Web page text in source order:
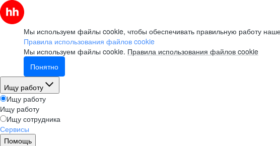
Мы используем файлы cookie, чтобы обеспечивать правильную работу
Правила использования файлов cookie
Мы используем файлы cookie. Правила использования файлов cookie
Понятно
Ищу работу
Ищу работу
Ищу работу
Ищу сотрудника
Сервисы
Помощь